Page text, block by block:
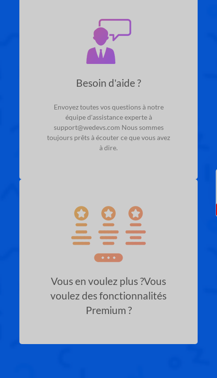
Besoin d'aide ?
Envoyez toutes vos questions à notre
équipe d'assistance experte à
support@wedevs.com Nous sommes
toujours prêts à écouter ce que vous avez
à dire.
Vous en voulez plus ?Vous
voulez des fonctionnalités
Premium ?